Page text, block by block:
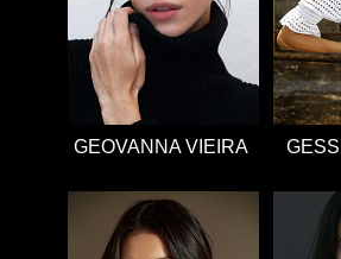
GEOVANNA VIEIRA